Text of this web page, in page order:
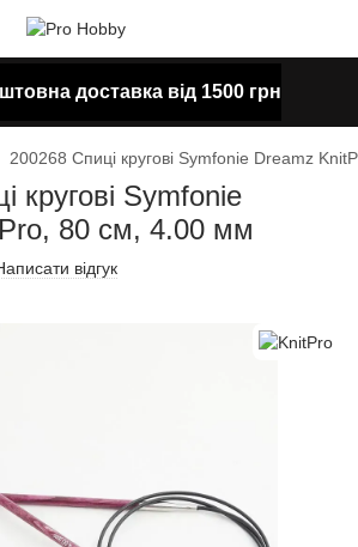
доставка від 1500 грн
200268 Спиці кругові Symfonie Dreamz
кругові Symfonie
80 см, 4.00 мм
відгук